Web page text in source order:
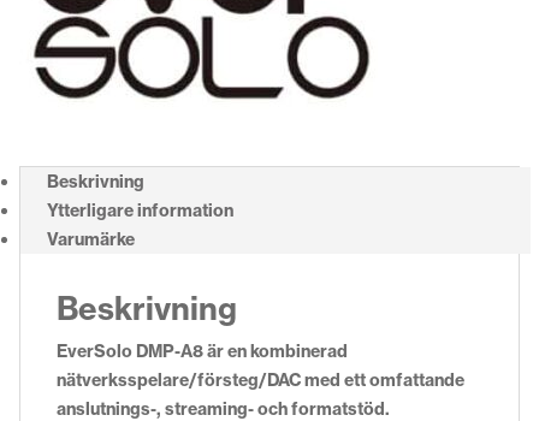
Beskrivning
Ytterligare information
Varumärke
Beskrivning
EverSolo DMP-A8 är en kombinerad
nätverksspelare/försteg/DAC med ett omfattande
anslutnings-, streaming- och formatstöd.